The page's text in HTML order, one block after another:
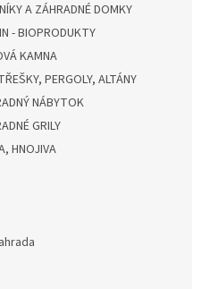
A ZÁHRADNÉ DOMKY
- BIOPRODUKTY
KAMNA
PERGOLY, ALTÁNY
NÁBYTOK
GRILY
HNOJIVA